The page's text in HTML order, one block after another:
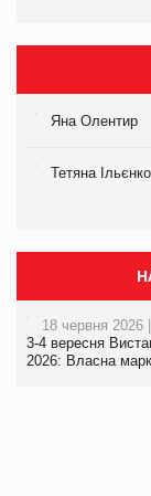
Яна Олентир
Тетяна Ільєнко
18 червня 2026 |
3-4 вересня
2026: Власна